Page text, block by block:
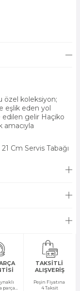
özel koleksiyon;
eşlik eden yol
edilen gelir Haçiko
amacıyla
Cm Servis Tabağı
parça
TAKSİTLİ
ALIŞVERİŞ
Peşin Fiyatına
4 Taksit